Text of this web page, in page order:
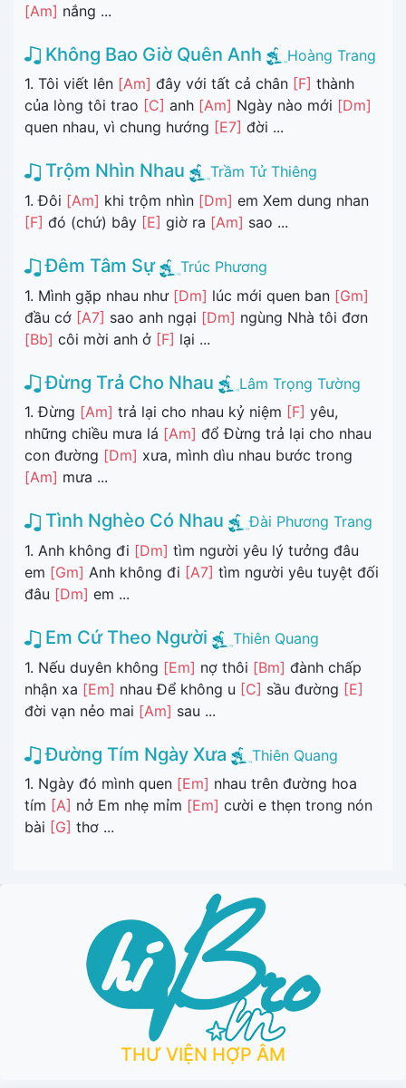
[Am] nắng ...
Không Bao Giờ Quên Anh
Hoàng Trang
1. Tôi viết lên [Am] đây với tất cả chân [F] thành
của lòng tôi trao [C] anh [Am] Ngày nào mới [Dm]
quen nhau, vì chung hướng [E7] đời ...
Trộm Nhìn Nhau
Trầm Tử Thiêng
1. Đôi [Am] khi trộm nhìn [Dm] em Xem dung nhan
[F] đó (chứ) bây [E] giờ ra [Am] sao ...
Đêm Tâm Sự
Trúc Phương
1. Mình gặp nhau như [Dm] lúc mới quen ban [Gm]
đầu cớ [A7] sao anh ngại [Dm] ngùng Nhà tôi đơn
[Bb] côi mời anh ở [F] lại ...
Đừng Trả Cho Nhau
Lâm Trọng Tường
1. Đừng [Am] trả lại cho nhau kỷ niệm [F] yêu,
những chiều mưa lá [Am] đổ Đừng trả lại cho nhau
con đường [Dm] xưa, mình dìu nhau bước trong
[Am] mưa ...
Tình Nghèo Có Nhau
Đài Phương Trang
1. Anh không đi [Dm] tìm người yêu lý tưởng đâu
em [Gm] Anh không đi [A7] tìm người yêu tuyệt đối
đâu [Dm] em ...
Em Cứ Theo Người
Thiên Quang
1. Nếu duyên không [Em] nợ thôi [Bm] đành chấp
nhận xa [Em] nhau Để không u [C] sầu đường [E]
đời vạn nẻo mai [Am] sau ...
Đường Tím Ngày Xưa
Thiên Quang
1. Ngày đó mình quen [Em] nhau trên đường hoa
tím [A] nở Em nhẹ mỉm [Em] cười e thẹn trong nón
bài [G] thơ ...
THƯ VIỆN HỢP ÂM